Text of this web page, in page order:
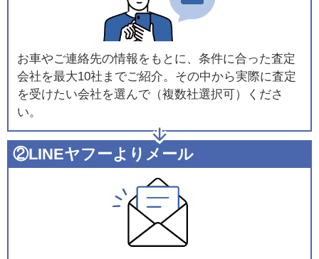
お車やご連絡先の情報をもとに、条件に合った査定
会社を最大10社までご紹介。その中から実際に査定
を受けたい会社を選んで（複数社選択可）くださ
い。
②LINEヤフーよりメール